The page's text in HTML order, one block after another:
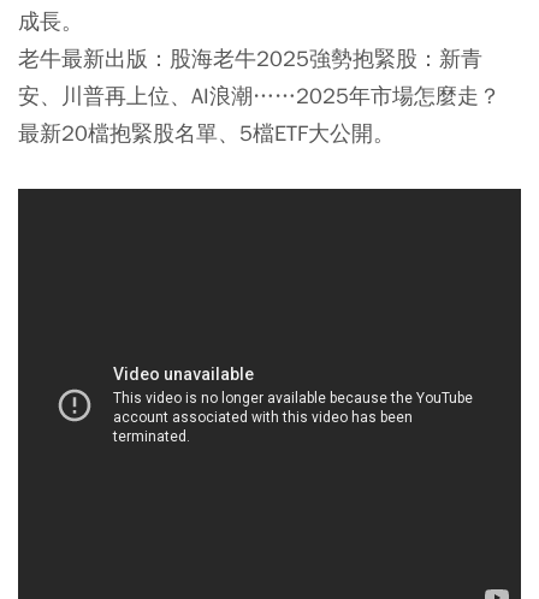
成長。
老牛最新出版：股海老牛2025強勢抱緊股：新青
安、川普再上位、AI浪潮……2025年市場怎麼走？
最新20檔抱緊股名單、5檔ETF大公開。